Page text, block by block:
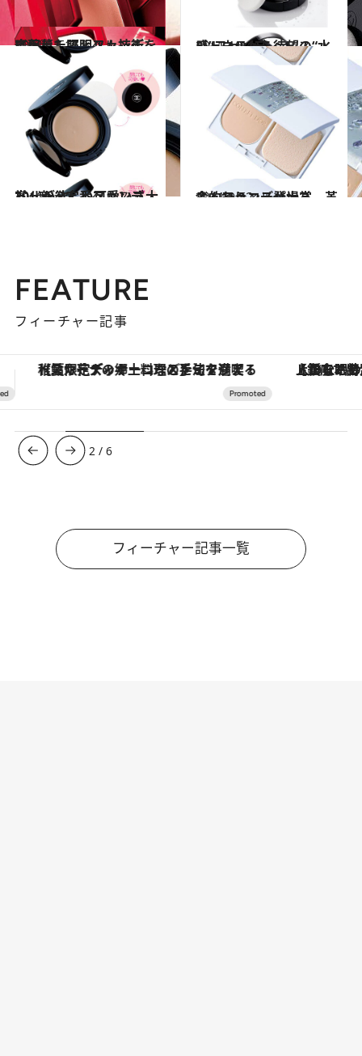
2011.12.15
齋藤薫 フィルム技術を応用した照明ファンデ
ビューティ＆ヘルス 2011.10.4
シャネルから待望の“水感”ファンデ
ビューティ＆ヘルス
2011.9.22
30代が欲しい可愛いさ大賞 新・定番ファンデ
ビューティ＆ヘルス 2011.9.12
ふんわりコスパ大賞 革命的ファンデ登場
ビューティ＆ヘルス
FEATURE
フィーチャー記事
【銀座で出合う最旬美容】美髪ケアや上質な眠り…セルフケアのアップデートから、特別な名入れギフトまで。大人のための「ReFa GINZA」クルーズ
3 /6
フィーチャー記事一覧